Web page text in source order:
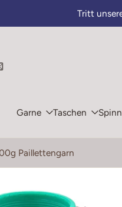
Tritt
Garne Taschen
Paillettengarn